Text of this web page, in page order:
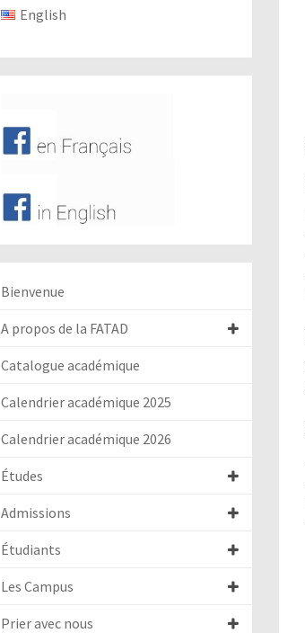
English
Bienvenue
A propos de la FATAD
Catalogue académique
Calendrier académique 2025
Calendrier académique 2026
Études
Admissions
Étudiants
Les Campus
Prier avec nous